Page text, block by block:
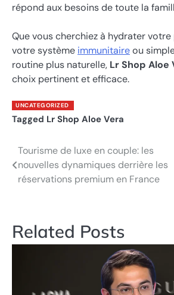
répond aux besoins de toute la
Que vous cherchiez à hydrater
votre système immunitaireou
routine plus naturelle, Lr Shop Aloe
choix pertinent et efficace.
UNCATEGORIZED
Tagged Lr Shop Aloe Vera
Post
navigation
Tourisme de luxe en couple: les
nouvelles dynamiques derrière les
réservations premium en France
Related Posts